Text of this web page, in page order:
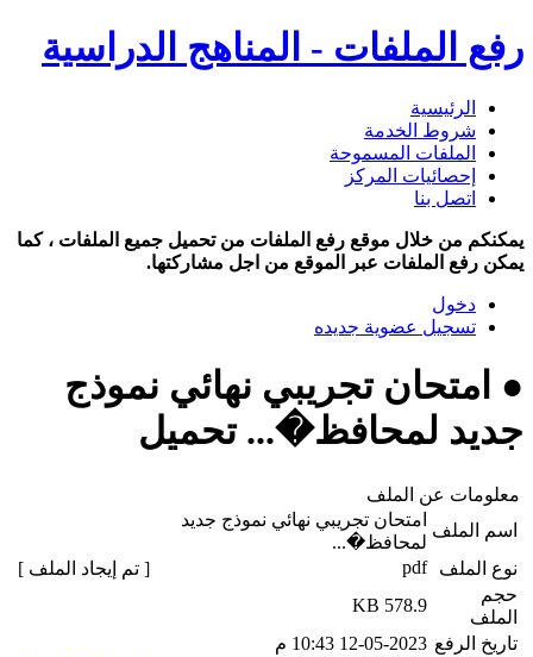
رفع الملفات - المناهج الدراسية
الرئيسية
شروط الخدمة
الملفات المسموحة
إحصائيات المركز
اتصل بنا
يمكنكم من خلال موقع رفع الملفات من تحميل جميع الملفات ، كما
يمكن رفع الملفات عبر الموقع من اجل مشاركتها.
دخول
تسجيل عضوية جديده
● امتحان تجريبي نهائي نموذج
جديد لمحافظ�... تحميل
معلومات عن الملف
اسم الملف
امتحان تجريبي نهائي نموذج جديد
لمحافظ�...
نوع الملف
pdf
حجم
الملف
578.9 KB
تاريخ الرفع 12-05-2023 10:43 م
[ تم إيجاد الملف ]